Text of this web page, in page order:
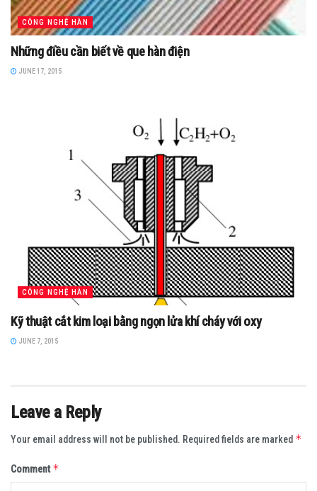
CÔNG NGHỆ HÀN
Những điều cần biết về que hàn điện
JUNE 17, 2015
CÔNG NGHỆ HÀN
Kỹ thuật cắt kim loại bằng ngọn lửa khí cháy với oxy
JUNE 7, 2015
Leave a Reply
Your email address will not be published. Required fields are marked *
Comment*